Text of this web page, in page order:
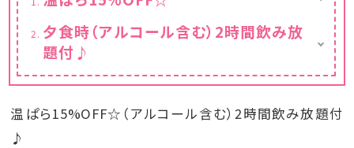
夕食時（アルコール含む）2時間飲み放
題付♪
お食事時のドリンク（アルコール含む）が2時間
飲み放題！
さらに、アイスとお菓子バーもご用意しており
ます。
温ぱら15%OFF☆（アルコール含む）2時間飲み放題付
♪